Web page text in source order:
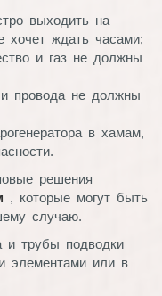
выходить на
хочет ждать часами;
и газ не должны
провода не должны
в хамам,
решения
, которые могут быть
случаю.
и трубы подводки
элементами или в